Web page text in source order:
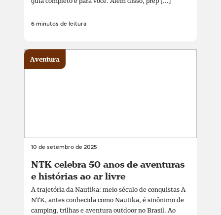
6 minutos de leitura
10 de setembro de 2025
NTK celebra 50 anos de aventuras
e histórias ao ar livre
A trajetória da Nautika: meio século de conquistas A
NTK, antes conhecida como Nautika, é sinônimo de
camping, trilhas e aventura outdoor no Brasil. Ao
Aventura